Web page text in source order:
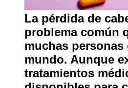
Us
Write
for Us
La pérdida de
problema común
muchas personas
mundo. Aunque
tratamientos